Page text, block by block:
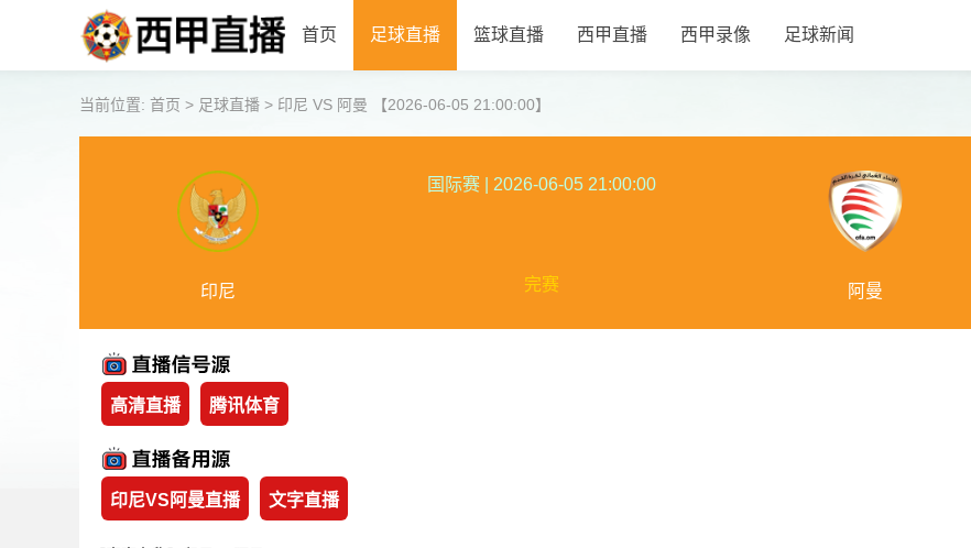
首页 足球直播 篮球直播 西甲直播 西甲录像 足球新闻
当前位置: 首页 > 足球直播 > 印尼 VS 阿曼 【2026-06-05 21:00:00】
印尼
国际赛 2026-06-05 21:00:00
完赛 阿曼
高清直播 腾讯体育
印尼VS阿曼直播 文字直播